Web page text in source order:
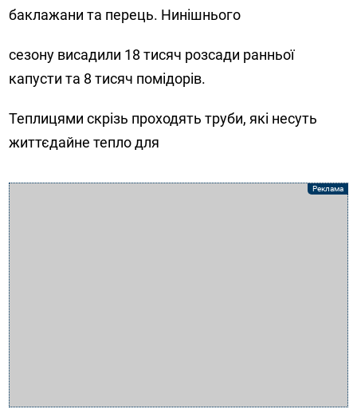
баклажани та перець. Нинішнього
сезону висадили 18 тисяч розсади ранньої
капусти та 8 тисяч помідорів.
Теплицями скрізь проходять труби, які несуть
життєдайне тепло для